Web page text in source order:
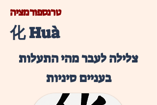
טרנספורמציה
化 Huà
צלילה לעבר מהי התעלות
בעניים סיניות